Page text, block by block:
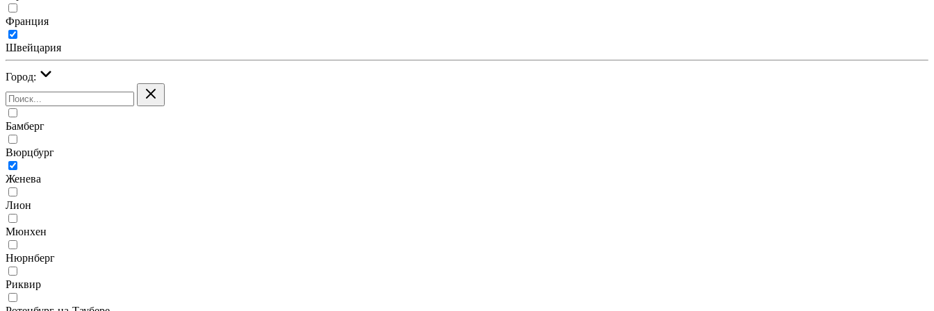
Франция
Швейцария
Город:
Бамберг
Вюрцбург
Женева
Лион
Мюнхен
Нюрнберг
Риквир